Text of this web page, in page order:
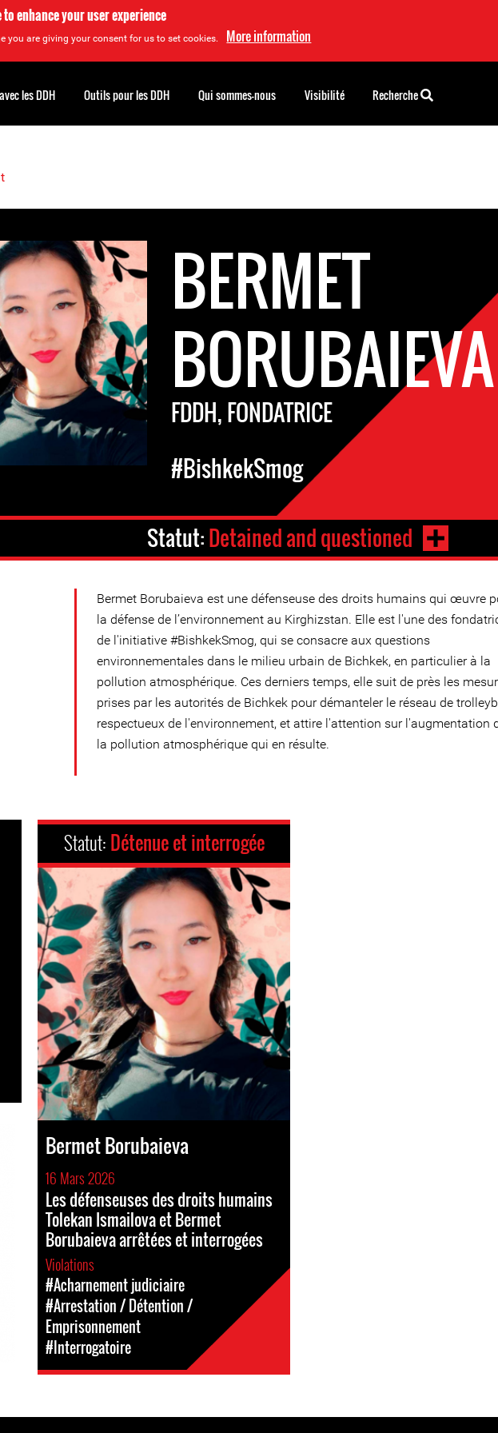
enhance your user experience
you are giving your consent for us to set cookies. More information
BERMET
BORUBAIEVA
FDDH, FONDATRICE
#BishkekSmog
Statut:Detained and questioned
Bermet Borubaieva est une défenseuse des droits humains qui œuvre
la défense de l’environnement au Kirghizstan. Elle est l'une des
de l'initiative #BishkekSmog, qui se consacre aux questions
environnementales dans le milieu urbain de Bichkek, en particulier à la
pollution atmosphérique. Ces derniers temps, elle suit de près les
prises par les autorités de Bichkek pour démanteler le réseau de
respectueux de l'environnement, et attire l'attention sur l'augmentation
la pollution atmosphérique qui en résulte.
Statut: Détenue et interrogée
Bermet Borubaieva
16 Mars 2026
Les défenseuses des droits humains
Tolekan Ismailova et Bermet
Borubaieva arrêtées et interrogées
Violations
#Acharnement judiciaire
#Arrestation / Détention /
Emprisonnement
#Interrogatoire
les DDH Outils pour les DDH Qui sommes-nous Visibilité Recherche